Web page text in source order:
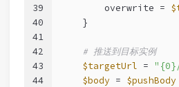
39
40
41
42
43
44
        overwrite =
    }
# 推送到目标实例
$targetUrl =
$body = $pushBody